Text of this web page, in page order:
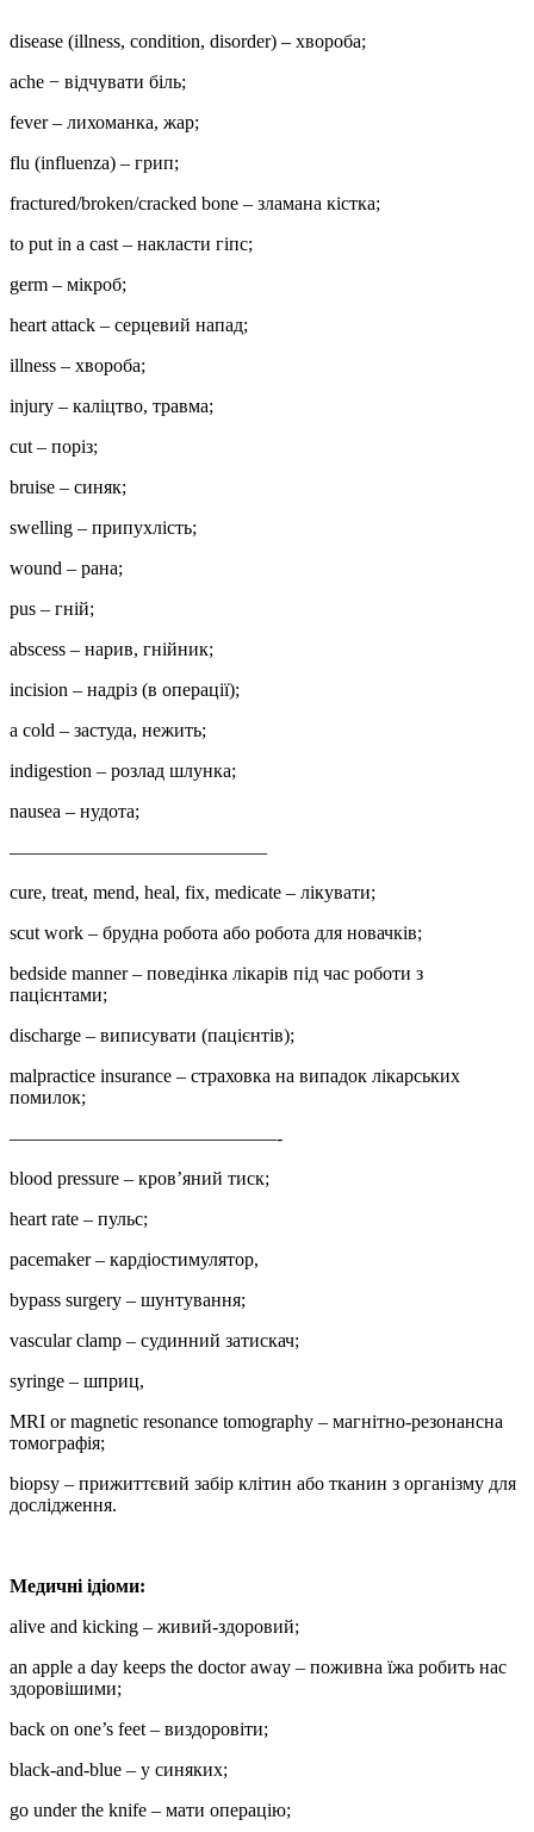
disease (illness, condition, disorder) – хвороба;
ache − відчувати біль;
fever – лихоманка, жар;
flu (influenza) – грип;
fractured/broken/cracked bone – зламана кістка;
to put in a cast – накласти гіпс;
germ – мікроб;
heart attack – серцевий напад;
illness – хвороба;
injury – каліцтво, травма;
cut – поріз;
bruise – синяк;
swelling – припухлість;
wound – рана;
pus – гній;
abscess – нарив, гнійник;
incision – надріз (в операції);
а cold – застуда, нежить;
indigestion – розлад шлунка;
nausea – нудота;
—————————————–
cure, treat, mend, heal, fix, medicate – лікувати;
scut work – брудна робота або робота для новачків;
bedside manner – поведінка лікарів під час роботи з
пацієнтами;
discharge – виписувати (пацієнтів);
malpractice insurance – страховка на випадок лікарських
помилок;
——————————————-
blood pressure – кров’яний тиск;
heart rate – пульс;
pacemaker – кардіостимулятор,
bypass surgery – шунтування;
vascular clamp – судинний затискач;
syringe – шприц,
MRI or magnetic resonance tomography – магнітно-резонансна
томографія;
biopsy – прижиттєвий забір клітин або тканин з організму для
дослідження.
Медичні ідіоми:
alive and kicking – живий-здоровий;
an apple a day keeps the doctor away – поживна їжа робить нас
здоровішими;
back on one’s feet – виздоровіти;
black-and-blue – у синяких;
go under the knife – мати операцію;